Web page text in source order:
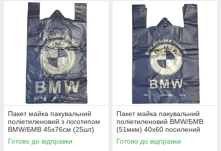
Пакет майка пакувальний
поліетиленовий з логотипом
BMW/БМВ 45х76см (25шт)
чорний
Готово до відправки
Пакет майка пакувальний
поліетиленовий BMW/БМВ
(51мкм) 40х60 посилений
(25шт)
Готово до відправки